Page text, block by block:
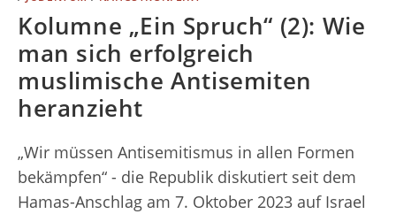
Kolumne „Ein Spruch“ (2): Wie
man sich erfolgreich
muslimische Antisemiten
heranzieht
„Wir müssen Antisemitismus in allen Formen
bekämpfen“ - die Republik diskutiert seit dem
Hamas-Anschlag am 7. Oktober 2023 auf Israel